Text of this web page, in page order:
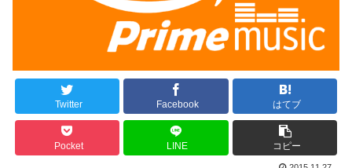
Twitter Facebook はてブ
Pocket LINE コピー